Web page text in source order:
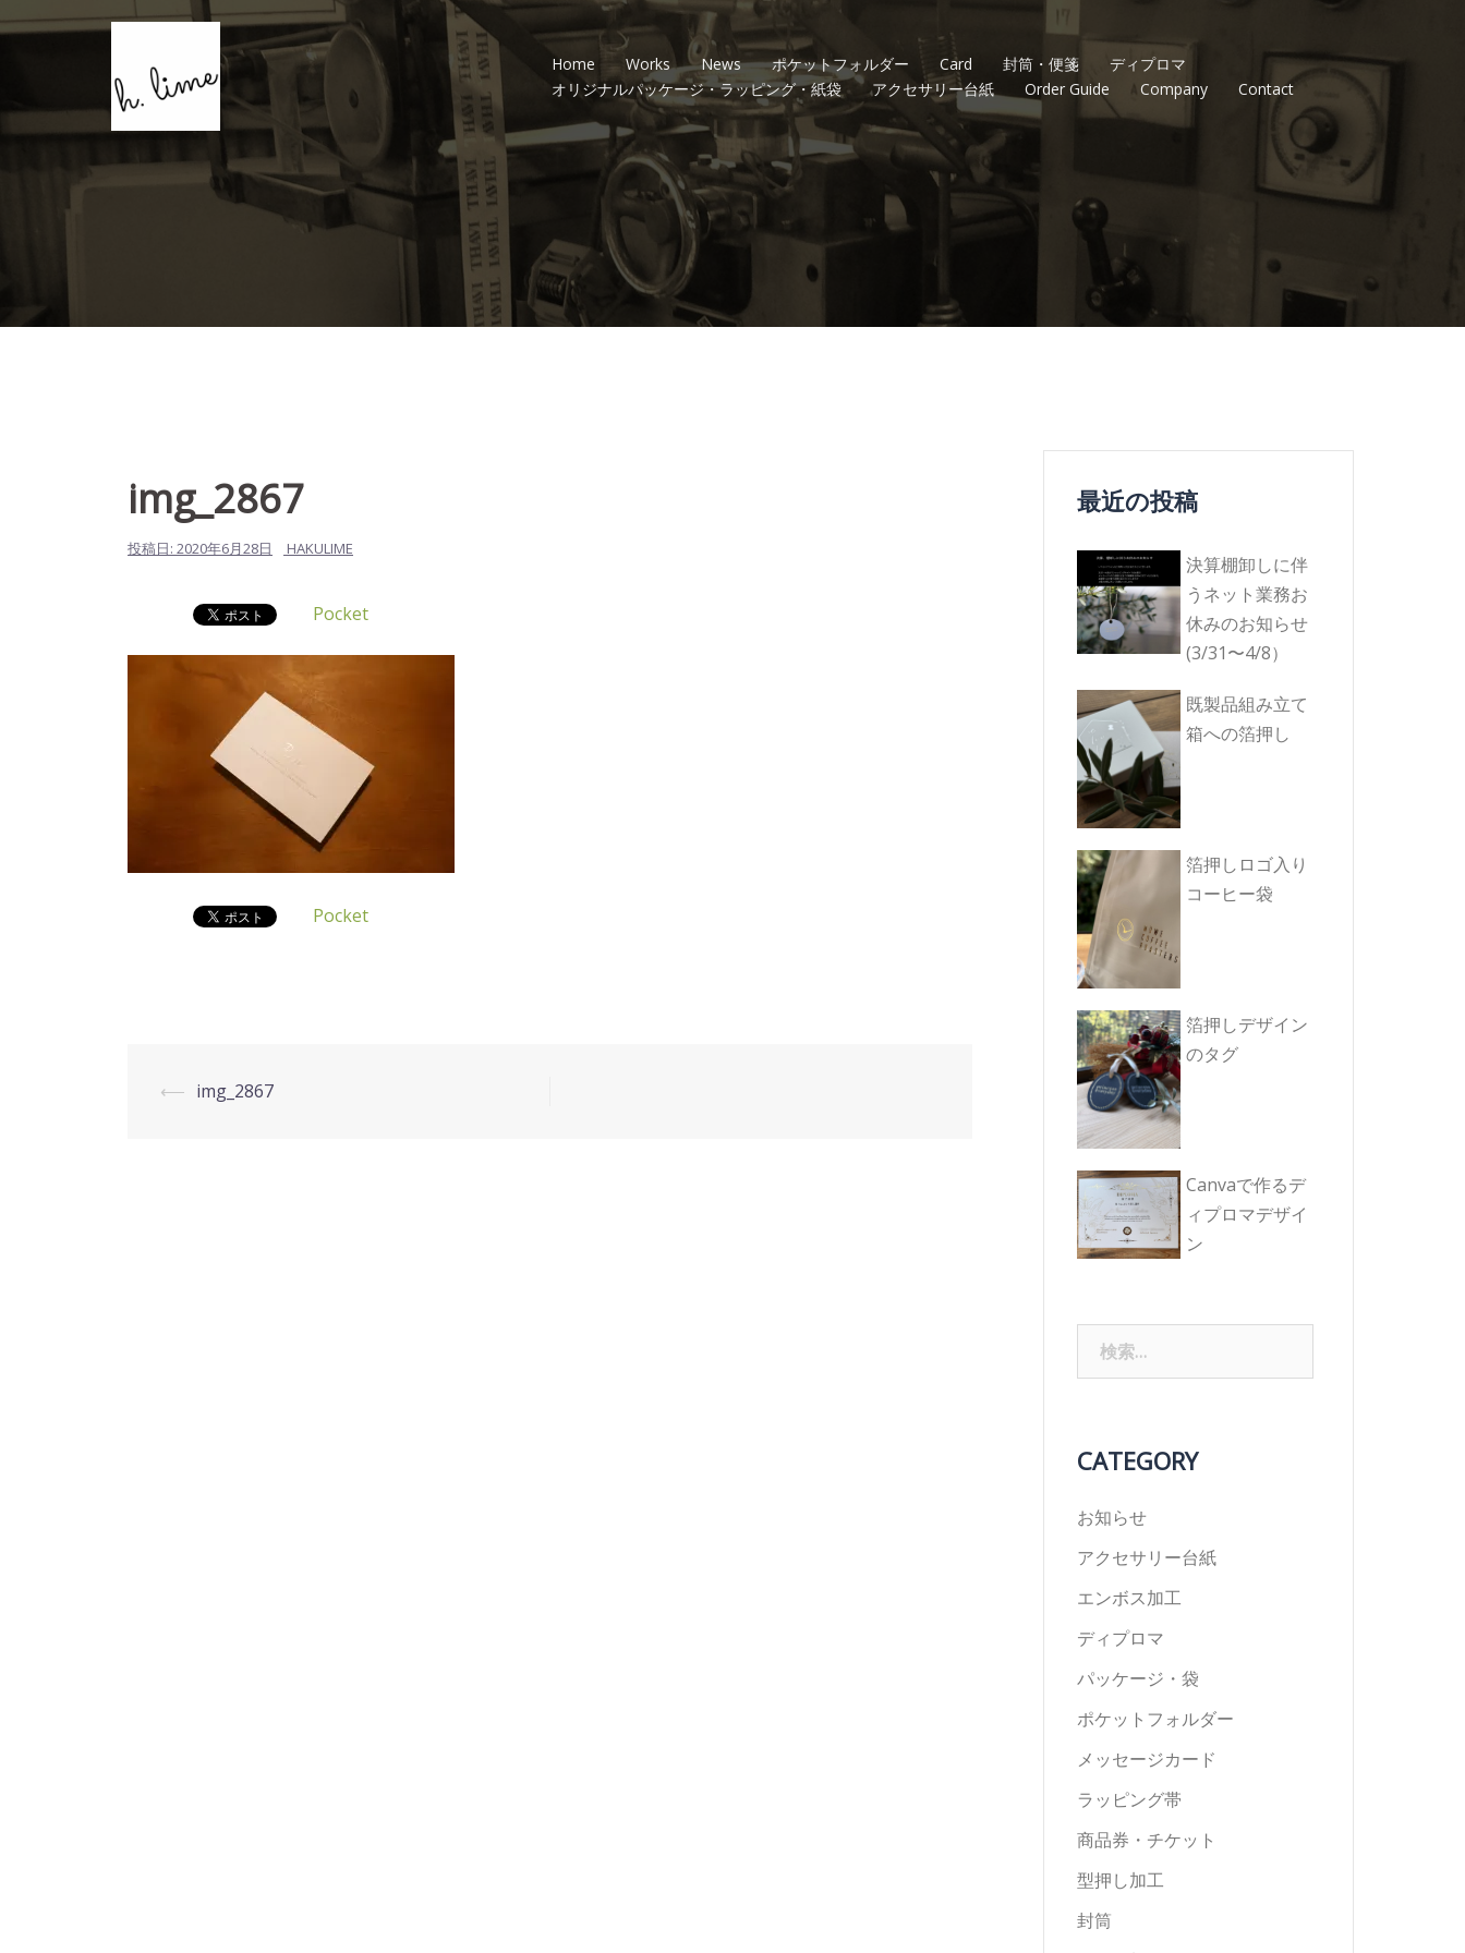
ツ
Home Works News ポケットフォルダー Card 封筒・便箋
ディプロマ
オリジナルパッケージ・ラッピング・紙袋
アクセサリー台紙 Order Guide Company Contact
img_2867
投稿日: 2020年6月28日 HAKULIME
Pocket
Pocket
投
⟵ img_2867
最近の投稿
決算棚卸しに伴
うネット業務お
休みのお知らせ
(3/31〜4/8）
既製品組み立て
箱への箔押し
箔押しロゴ入り
コーヒー袋
箔押しデザイン
のタグ
Canvaで作るデ
ィプロマデザイ
ン
CATEGORY
お知らせ
アクセサリー台紙
エンボス加工
ディプロマ
パッケージ・袋
ポケットフォルダー
メッセージカード
ラッピング帯
商品券・チケット
型押し加工
封筒